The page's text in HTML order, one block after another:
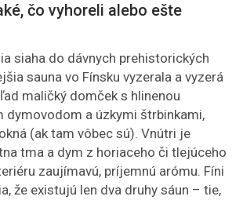
čo vyhoreli alebo ešte
siaha do dávnych prehistorických
sauna vo Fínsku vyzerala a vyzerá
maličký domček s hlinenou
dymovodom a úzkymi štrbinkami,
(ak tam vôbec sú). Vnútri je
tma a dym z horiaceho či tlejúceho
zaujímavú, príjemnú arómu. Fíni
že existujú len dva druhy sáun – tie,